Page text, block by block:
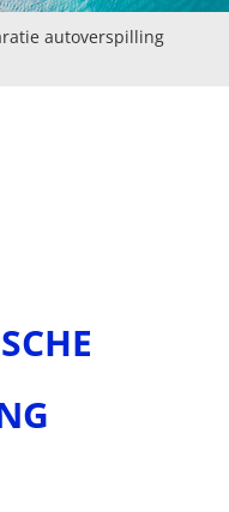
autoverspilling